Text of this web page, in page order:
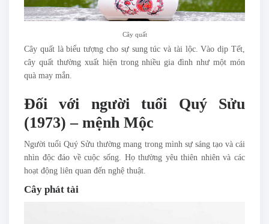
Cây quất
Cây quất là biểu tượng cho sự sung túc và tài lộc. Vào dịp Tết,
cây quất thường xuất hiện trong nhiều gia đình như một món
quà may mắn.
Đối với người tuổi Quý Sửu
(1973) – mệnh Mộc
Người tuổi Quý Sửu thường mang trong mình sự sáng tạo và cái
nhìn độc đáo về cuộc sống. Họ thường yêu thiên nhiên và các
hoạt động liên quan đến nghệ thuật.
Cây phát tài